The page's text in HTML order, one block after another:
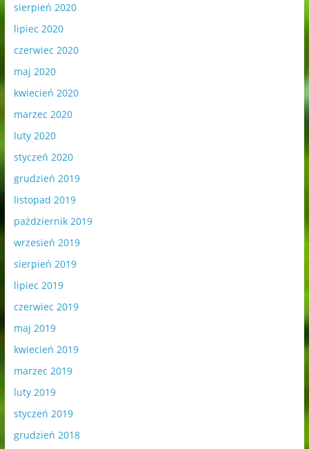
sierpień 2020
lipiec 2020
czerwiec 2020
maj 2020
kwiecień 2020
marzec 2020
luty 2020
styczeń 2020
grudzień 2019
listopad 2019
październik 2019
wrzesień 2019
sierpień 2019
lipiec 2019
czerwiec 2019
maj 2019
kwiecień 2019
marzec 2019
luty 2019
styczeń 2019
grudzień 2018